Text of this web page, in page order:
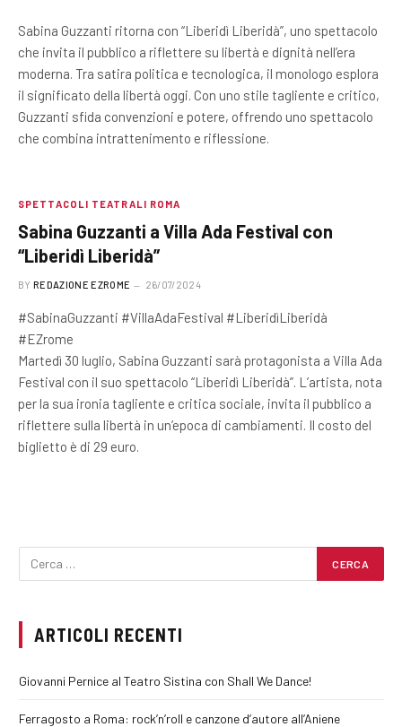
Sabina Guzzanti ritorna con “Liberidì Liberidà”, uno spettacolo
che invita il pubblico a riflettere su libertà e dignità nell’era
moderna. Tra satira politica e tecnologica, il monologo esplora
il significato della libertà oggi. Con uno stile tagliente e critico,
Guzzanti sfida convenzioni e potere, offrendo uno spettacolo
che combina intrattenimento e riflessione.
SPETTACOLI TEATRALI ROMA
Sabina Guzzanti a Villa Ada Festival con
“Liberidì Liberidà”
BY REDAZIONE EZROME 26/07/2024
#SabinaGuzzanti #VillaAdaFestival #LiberidìLiberidà
#EZrome
Martedì 30 luglio, Sabina Guzzanti sarà protagonista a Villa Ada
Festival con il suo spettacolo “Liberidì Liberidà”. L’artista, nota
per la sua ironia tagliente e critica sociale, invita il pubblico a
riflettere sulla libertà in un’epoca di cambiamenti. Il costo del
biglietto è di 29 euro.
ARTICOLI RECENTI
Giovanni Pernice al Teatro Sistina con Shall We Dance!
Ferragosto a Roma: rock’n’roll e canzone d’autore all’Aniene